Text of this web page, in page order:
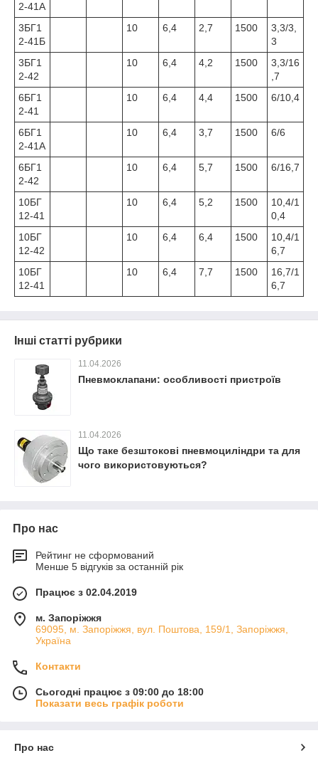
2-41А
3БГ1
2-41Б
10 6,4 2,7 1500
3,3/3,
3
3БГ1
2-42
10 6,4 4,2 1500
3,3/16
,7
6БГ1
2-41
10 6,4 4,4 1500 6/10,4
6БГ1
2-41А
10 6,4 3,7 1500 6/6
6БГ1
2-42
10 6,4 5,7 1500 6/16,7
10БГ
12-41
10 6,4 5,2 1500
10,4/1
0,4
10БГ
12-42
10 6,4 6,4 1500
10,4/1
6,7
10БГ
12-41
10 6,4 7,7 1500
16,7/1
6,7
Інші статті рубрики
11.04.2026
Пневмоклапани: особливості пристроїв
11.04.2026
Що таке безштокові пневмоциліндри та для
чого використовуються?
Про нас
Рейтинг не сформований
Менше 5 відгуків за останній рік
Працює з 02.04.2019
м. Запоріжжя
69095, м. Запоріжжя, вул. Поштова, 159/1, Запоріжжя,
Україна
Контакти
Сьогодні працює з 09:00 до 18:00
Показати весь графік роботи
Про нас